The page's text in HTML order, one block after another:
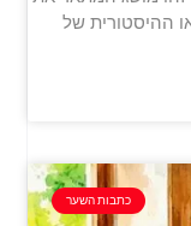
ההיסטורית של
כתבות השער